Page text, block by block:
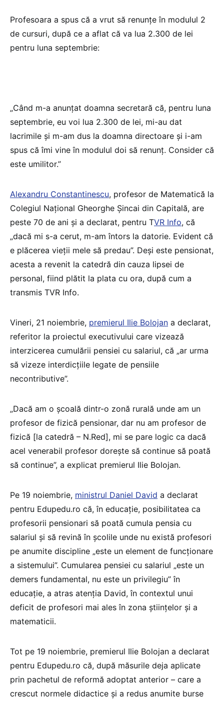
Profesoara a spus că a vrut să renunțe în modulul 2
de cursuri, după ce a aflat că va lua 2.300 de lei
pentru luna septembrie:
„Când m-a anunţat doamna secretară că, pentru luna
septembrie, eu voi lua 2.300 de lei, mi-au dat
lacrimile şi m-am dus la doamna directoare şi i-am
spus că îmi vine în modulul doi să renunţ. Consider că
este umilitor.”
Alexandru Constantinescu, profesor de Matematică la
Colegiul Naţional Gheorghe Şincai din Capitală, are
peste 70 de ani și a declarat, pentru TVR Info, că
„dacă mi s-a cerut, m-am întors la datorie. Evident că
e plăcerea vieţii mele să predau”. Deși este pensionat,
acesta a revenit la catedră din cauza lipsei de
personal, fiind plătit la plata cu ora, după cum a
transmis TVR Info.
Vineri, 21 noiembrie, premierul Ilie Bolojan a declarat,
referitor la proiectul executivului care vizează
interzicerea cumulării pensiei cu salariul, că „ar urma
să vizeze interdicțiile legate de pensiile
necontributive”.
„Dacă am o școală dintr-o zonă rurală unde am un
profesor de fizică pensionar, dar nu am profesor de
fizică [la catedră – N.Red], mi se pare logic ca dacă
acel venerabil profesor dorește să continue să poată
să continue”, a explicat premierul Ilie Bolojan.
Pe 19 noiembrie, ministrul Daniel David a declarat
pentru Edupedu.ro că, în educație, posibilitatea ca
profesorii pensionari să poată cumula pensia cu
salariul și să revină în școlile unde nu există profesori
pe anumite discipline „este un element de funcționare
a sistemului”. Cumularea pensiei cu salariul „este un
demers fundamental, nu este un privilegiu” în
educație, a atras atenția David, în contextul unui
deficit de profesori mai ales în zona științelor și a
matematicii.
Tot pe 19 noiembrie, premierul Ilie Bolojan a declarat
pentru Edupedu.ro că, după măsurile deja aplicate
prin pachetul de reformă adoptat anterior – care a
crescut normele didactice și a redus anumite burse